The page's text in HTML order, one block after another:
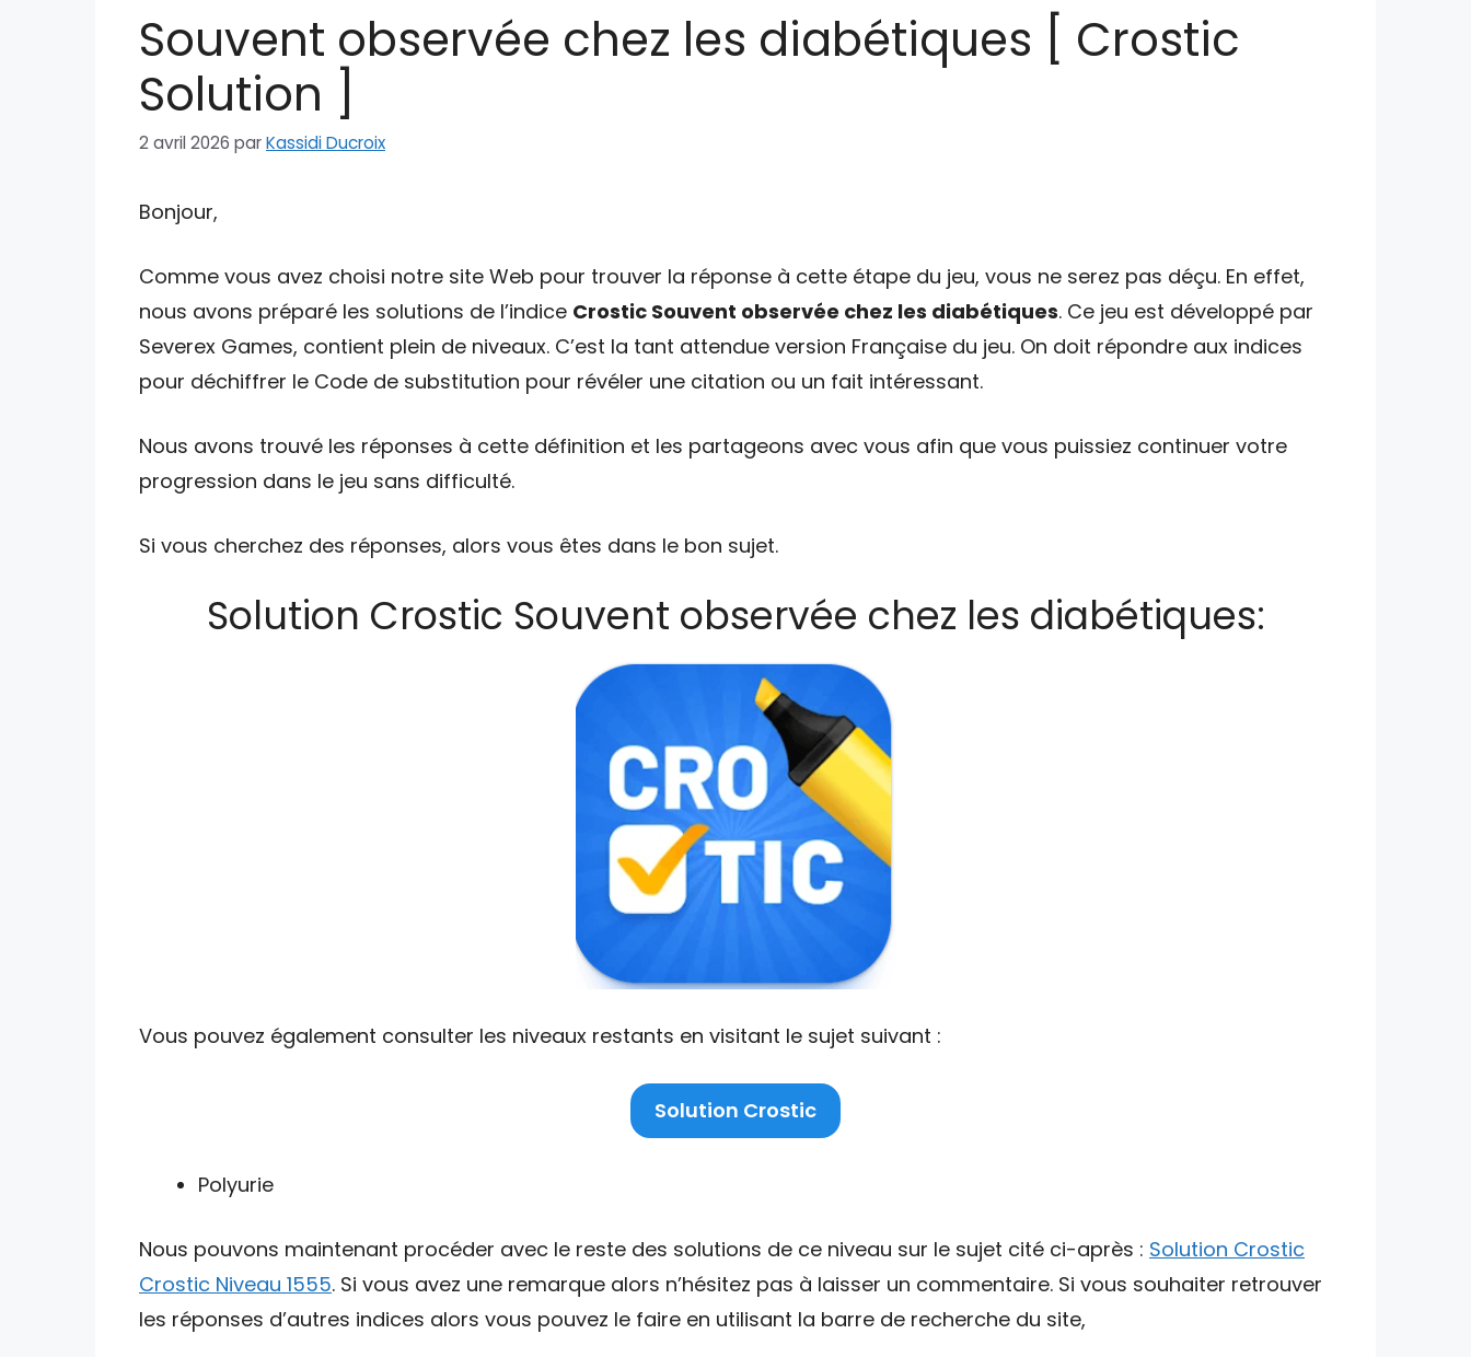
Souvent observée chez les diabétiques [ Crostic
Solution ]
2 avril 2026 parKassidi Ducroix
Bonjour,
Comme vous avez choisi notre site Web pour trouver la réponse à cette étape du jeu, vous ne serez pas déçu. En effet,
nous avons préparé les solutions de l’indice Crostic Souvent observée chez les diabétiques. Ce jeu est développé par
Severex Games, contient plein de niveaux. C’est la tant attendue version Française du jeu. On doit répondre aux indices
pour déchiffrer le Code de substitution pour révéler une citation ou un fait intéressant.
Nous avons trouvé les réponses à cette définition et les partageons avec vous afin que vous puissiez continuer votre
progression dans le jeu sans difficulté.
Si vous cherchez des réponses, alors vous êtes dans le bon sujet.
Solution Crostic Souvent observée chez les diabétiques:
Vous pouvez également consulter les niveaux restants en visitant le sujet suivant :
Solution Crostic
Polyurie
Nous pouvons maintenant procéder avec le reste des solutions de ce niveau sur le sujet cité ci-après : Solution Crostic
Crostic Niveau 1555. Si vous avez une remarque alors n’hésitez pas à laisser un commentaire. Si vous souhaiter retrouver
les réponses d’autres indices alors vous pouvez le faire en utilisant la barre de recherche du site,